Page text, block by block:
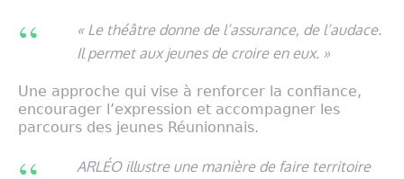
« Le théâtre donne de l’assurance, de l’audace.
Il permet aux jeunes de croire en eux. »
Une approche qui vise à renforcer la confiance,
encourager l’expression et accompagner les
parcours des jeunes Réunionnais.
ARLÉO illustre une manière de faire territoire